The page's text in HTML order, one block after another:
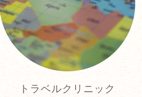
トラベルクリニック